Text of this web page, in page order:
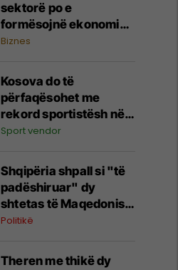
sektorë po e
formësojnë ekonominë
e Kosovës?
Biznes
Kosova do të
përfaqësohet me
rekord sportistësh në
Lojërat Mesdhetare
Sport vendor
Shqipëria shpall si "të
padëshiruar" dy
shtetas të Maqedonisë
së Veriut
Politikë
Theren me thikë dy